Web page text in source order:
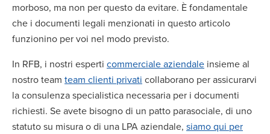
morboso, ma non per questo da evitare. È fondamentale
che i documenti legali menzionati in questo articolo
funzionino per voi nel modo previsto.
In RFB, i nostri esperti commerciale aziendale insieme al
nostro team team clienti privati collaborano per assicurarvi
la consulenza specialistica necessaria per i documenti
richiesti. Se avete bisogno di un patto parasociale, di uno
statuto su misura o di una LPA aziendale, siamo qui per